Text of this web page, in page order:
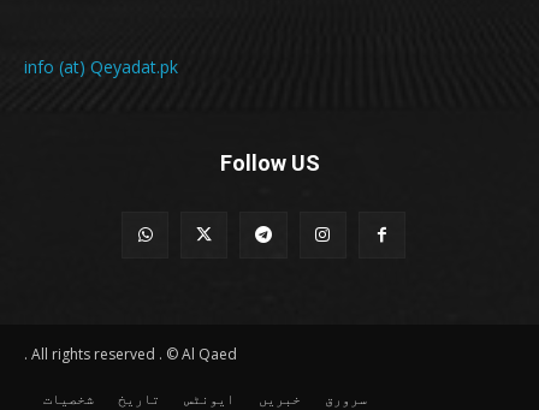
info (at) Qeyadat.pk
Follow US
All rights reserved . © Al Qaed .
سرورق خبریں ایونٹس تاریخ شخصیات